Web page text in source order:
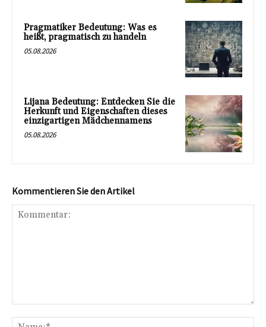
Pragmatiker Bedeutung: Was es
heißt, pragmatisch zu handeln
05.08.2026
Lijana Bedeutung: Entdecken Sie die
Herkunft und Eigenschaften dieses
einzigartigen Mädchennamens
05.08.2026
Kommentieren Sie den Artikel